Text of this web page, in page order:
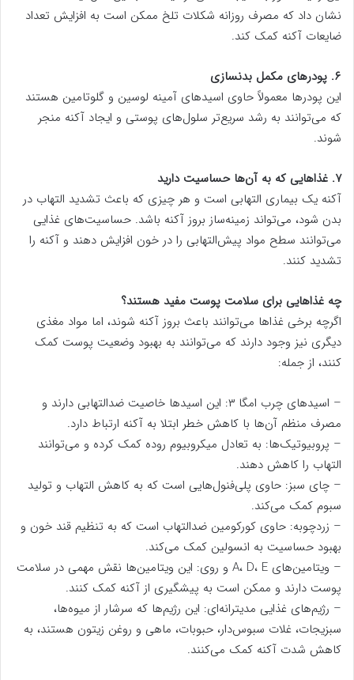
نشان داد که مصرف روزانه شکلات تلخ ممکن است به افزایش تعداد
ضایعات آکنه کمک کند.
۶. پودرهای مکمل بدنسازی
این پودرها معمولاً حاوی اسیدهای آمینه لوسین و گلوتامین هستند
که می‌توانند به رشد سریع‌تر سلول‌های پوستی و ایجاد آکنه منجر
شوند.
۷. غذاهایی که به آن‌ها حساسیت دارید
آکنه یک بیماری التهابی است و هر چیزی که باعث تشدید التهاب در
بدن شود، می‌تواند زمینه‌ساز بروز آکنه باشد. حساسیت‌های غذایی
می‌توانند سطح مواد پیش‌التهابی را در خون افزایش دهند و آکنه را
تشدید کنند.
چه غذاهایی برای سلامت پوست مفید هستند؟
اگرچه برخی غذاها می‌توانند باعث بروز آکنه شوند، اما مواد مغذی
دیگری نیز وجود دارند که می‌توانند به بهبود وضعیت پوست کمک
کنند، از جمله:
– اسیدهای چرب امگا ۳: این اسیدها خاصیت ضدالتهابی دارند و
مصرف منظم آن‌ها با کاهش خطر ابتلا به آکنه ارتباط دارد.
– پروبیوتیک‌ها: به تعادل میکروبیوم روده کمک کرده و می‌توانند
التهاب را کاهش دهند.
– چای سبز: حاوی پلی‌فنول‌هایی است که به کاهش التهاب و تولید
سبوم کمک می‌کند.
– زردچوبه: حاوی کورکومین ضدالتهاب است که به تنظیم قند خون و
بهبود حساسیت به انسولین کمک می‌کند.
– ویتامین‌های A، D، E و روی: این ویتامین‌ها نقش مهمی در سلامت
پوست دارند و ممکن است به پیشگیری از آکنه کمک کنند.
– رژیم‌های غذایی مدیترانه‌ای: این رژیم‌ها که سرشار از میوه‌ها،
سبزیجات، غلات سبوس‌دار، حبوبات، ماهی و روغن زیتون هستند، به
کاهش شدت آکنه کمک می‌کنند.